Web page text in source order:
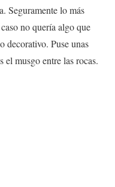
Seguramente lo más
no quería algo que
decorativo. Puse unas
el musgo entre las rocas.